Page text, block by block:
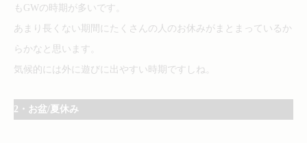
もGWの時期が多いです。
あまり長くない期間にたくさんの人のお休みがまとまっているか
らかなと思います。
気候的には外に遊びに出やすい時期ですしね。
2・お盆/夏休み